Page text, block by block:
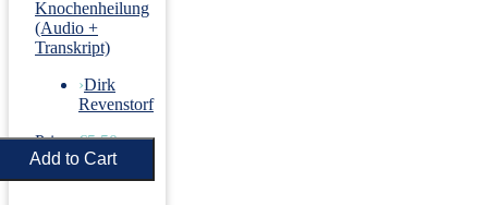
Knochenheilung
(Audio +
Transkript)
›Dirk
Revenstorf
Price: €5.50